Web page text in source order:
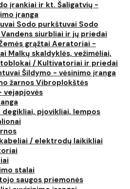
įrankiai ir kt. Šaligatvių -
įranga
Sodo purkštuvai Sodo
Vandens siurbliai ir jų priedai
grąžtai Aeratoriai -
Malkų skaldyklės, vežimėliai,
/ Kultivatoriai ir priedai
Šildymo - vėsinimo įranga
žarnosVibroplokštės
vejapjovės
degikliai, pjovikliai, lempos
/ elektrodų laikikliai
stalai
saugos priemonės